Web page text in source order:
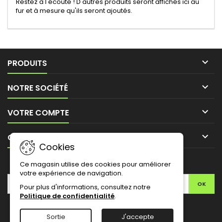
fur et à mesure qu'ils seront ajoutés.
PRODUITS 
NOTRE SOCIÉTÉ 
VOTRE COMPTE 
CONTACT 
Cookies
Ce magasin utilise des cookies pour améliorer
votre expérience de navigation.
Pour plus d'informations, consultez notre
Politique de confidentialité.
Sortie J'accepte
LETTRE D'INFORMATIONS
FacebookTwitterYouTubePinterestInstagram